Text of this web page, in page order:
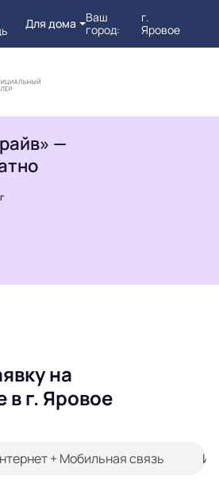
Для дома
Ваш
город:
г.
Яровое
—
на
г. Яровое
+ Мобильная связь